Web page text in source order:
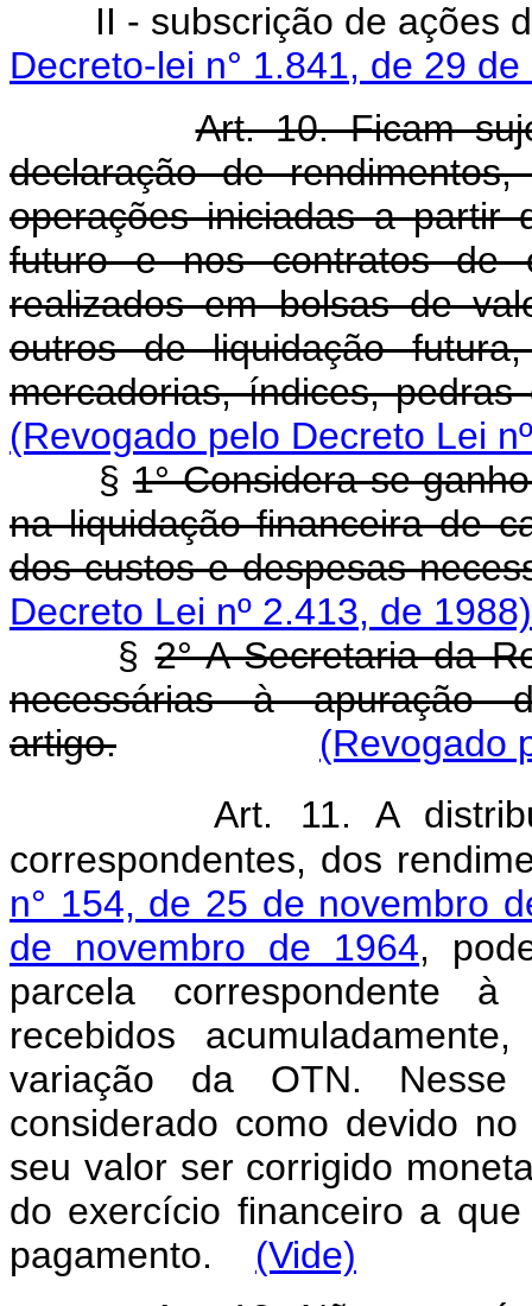
II - subscrição de ações
Decreto-lei n° 1.841, de 29
Art. 10. Ficam
declaração de
operações iniciadas a
futuro e nos contratos de
realizados em bolsas de
outros de liquidação
mercadorias, índices,
(Revogado pelo Decreto Lei
§1° Considera-se
na liquidação financeira de
dos custos e despesas
Decreto Lei nº 2.413, de 1988)
§2° A Secretaria da
necessárias à
artigo.
(Revogado
Art.
11. A
correspondentes, dos
n° 154, de 25 de novembro
de novembro de 1964,
parcela correspondente
recebidos
variação da OTN.
considerado como devido
seu valor ser corrigido
do exercício financeiro a
pagamento. (Vide)